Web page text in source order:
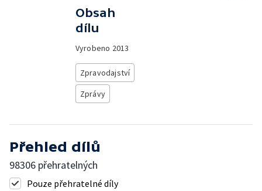
Obsah
dílu
Vyrobeno 2013
Zpravodajství
Zprávy
Přehled dílů
98306 přehratelných
Pouze přehratelné díly